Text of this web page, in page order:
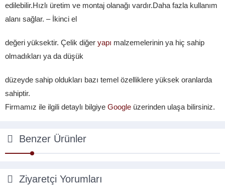
edilebilir.Hızlı üretim ve montaj olanağı vardır.Daha fazla kullanım
alanı sağlar. – İkinci el
değeri yüksektir. Çelik diğer yapı malzemelerinin ya hiç sahip
olmadıkları ya da düşük
düzeyde sahip oldukları bazı temel özelliklere yüksek oranlarda
sahiptir.
Firmamız ile ilgili detaylı bilgiye Google üzerinden ulaşa bilirsiniz.
Benzer Ürünler
Ziyaretçi Yorumları